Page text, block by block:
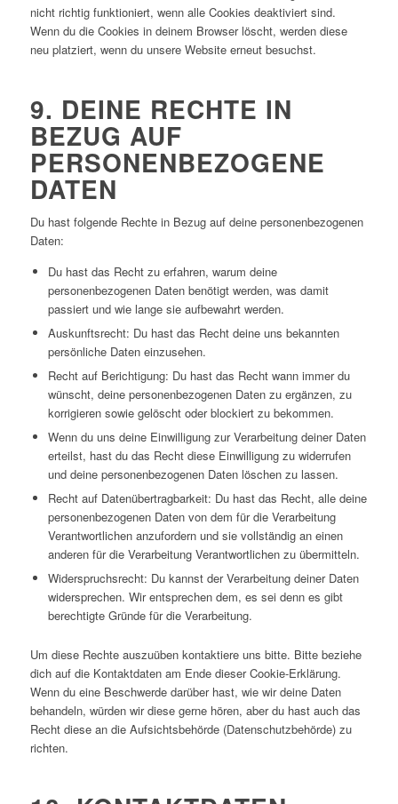
nicht richtig funktioniert, wenn alle Cookies deaktiviert sind.
Wenn du die Cookies in deinem Browser löscht, werden diese
neu platziert, wenn du unsere Website erneut besuchst.
9. DEINE RECHTE IN
BEZUG AUF
PERSONENBEZOGENE
DATEN
Du hast folgende Rechte in Bezug auf deine personenbezogenen
Daten:
Du hast das Recht zu erfahren, warum deine
personenbezogenen Daten benötigt werden, was damit
passiert und wie lange sie aufbewahrt werden.
Auskunftsrecht: Du hast das Recht deine uns bekannten
persönliche Daten einzusehen.
Recht auf Berichtigung: Du hast das Recht wann immer du
wünscht, deine personenbezogenen Daten zu ergänzen, zu
korrigieren sowie gelöscht oder blockiert zu bekommen.
Wenn du uns deine Einwilligung zur Verarbeitung deiner Daten
erteilst, hast du das Recht diese Einwilligung zu widerrufen
und deine personenbezogenen Daten löschen zu lassen.
Recht auf Datenübertragbarkeit: Du hast das Recht, alle deine
personenbezogenen Daten von dem für die Verarbeitung
Verantwortlichen anzufordern und sie vollständig an einen
anderen für die Verarbeitung Verantwortlichen zu übermitteln.
Widerspruchsrecht: Du kannst der Verarbeitung deiner Daten
widersprechen. Wir entsprechen dem, es sei denn es gibt
berechtigte Gründe für die Verarbeitung.
Um diese Rechte auszuüben kontaktiere uns bitte. Bitte beziehe
dich auf die Kontaktdaten am Ende dieser Cookie-Erklärung.
Wenn du eine Beschwerde darüber hast, wie wir deine Daten
behandeln, würden wir diese gerne hören, aber du hast auch das
Recht diese an die Aufsichtsbehörde (Datenschutzbehörde) zu
richten.